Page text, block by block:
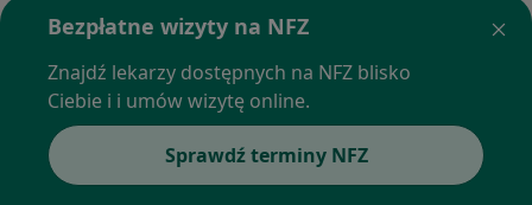
Bezpłatne wizyty na NFZ
Znajdź lekarzy dostępnych na NFZ blisko
Ciebie i i umów wizytę online.
Sprawdź terminy NFZ
1 2 ...
Powiązane wyszukiwania | Oferty pracy - Internista
W pobliżu Szczecina
Interniści w Stargardzie